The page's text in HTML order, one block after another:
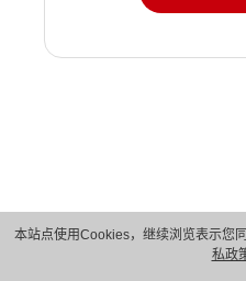
本站点使用Cookies，继续浏览表示您
私政
版权所有 © 华为技术有限公司 1998-
隐私保护